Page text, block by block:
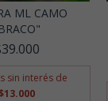
ML CAMO
sin interés de